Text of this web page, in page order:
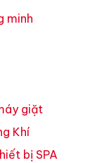
minh
giặt
Khí
bị SPA